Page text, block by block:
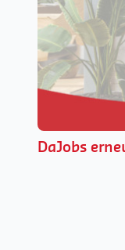
DaJobs